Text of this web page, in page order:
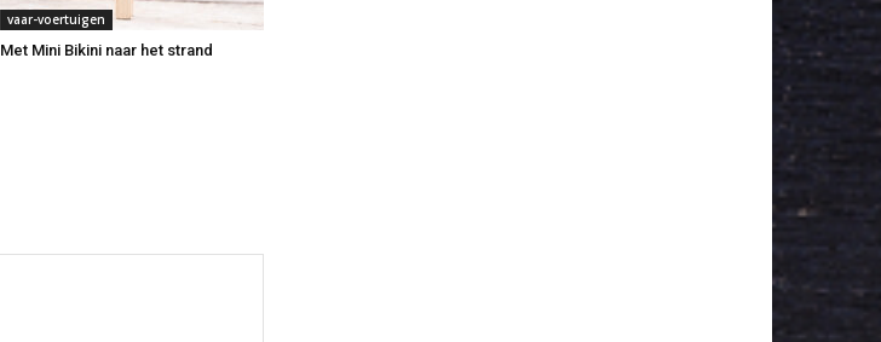
vaar-voertuigen
Met Mini Bikini naar het strand